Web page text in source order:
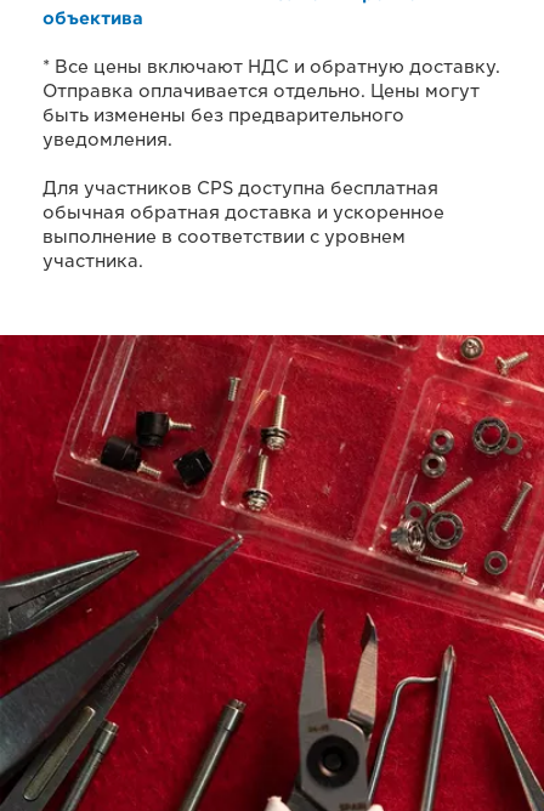
объектива
* Все цены включают НДС и обратную доставку.
Отправка оплачивается отдельно. Цены могут
быть изменены без предварительного
уведомления.
Для участников CPS доступна бесплатная
обычная обратная доставка и ускоренное
выполнение в соответствии с уровнем
участника.